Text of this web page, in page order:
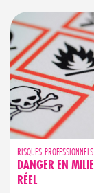
RISQUES PROFESSIONNELS
DANGER EN
RÉEL